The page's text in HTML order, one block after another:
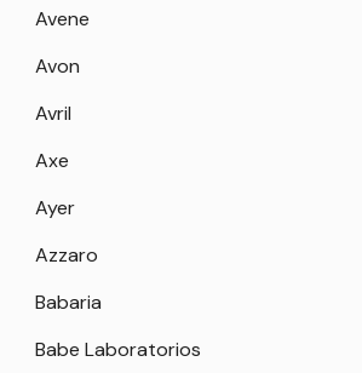
Avene
Avon
Avril
Axe
Ayer
Azzaro
Babaria
Babe Laboratorios